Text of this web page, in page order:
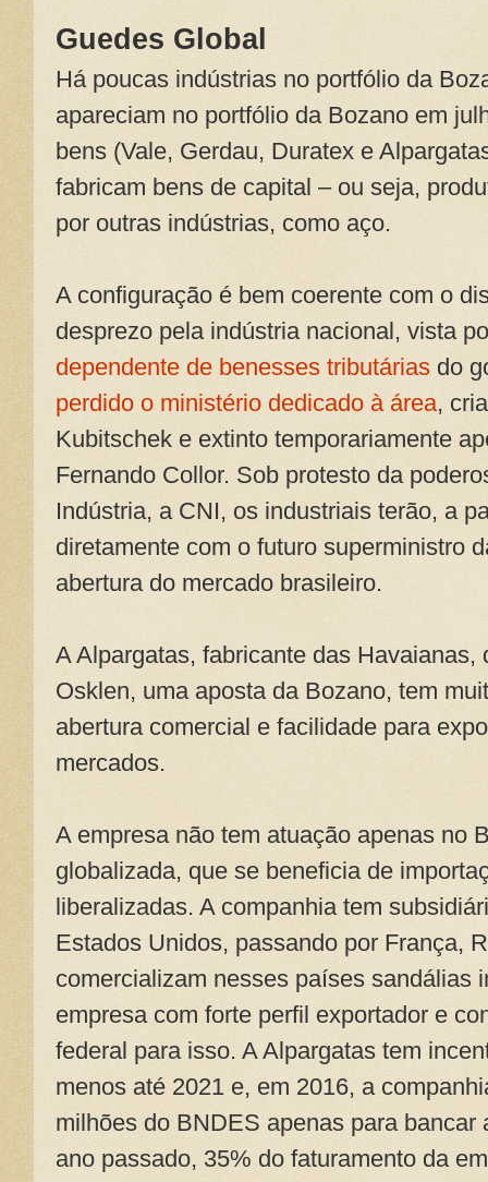
Guedes Global
Há poucas indústrias no portfólio da
apareciam no portfólio da Bozano em
bens (Vale, Gerdau, Duratex e
fabricam bens de capital – ou seja,
por outras indústrias, como aço.
A configuração é bem coerente com o
desprezo pela indústria nacional, vista
dependente de benesses tributárias do
perdido o ministério dedicado à área,
Kubitschek e extinto temporariamente
Fernando Collor. Sob protesto da
Indústria, a CNI, os industriais terão, a
diretamente com o futuro superministro
abertura do mercado brasileiro.
A Alpargatas, fabricante das Havaianas,
Osklen, uma aposta da Bozano, tem
abertura comercial e facilidade para
mercados.
A empresa não tem atuação apenas no
globalizada, que se beneficia de
liberalizadas. A companhia tem
Estados Unidos, passando por França,
comercializam nesses países sandálias
empresa com forte perfil exportador e
federal para isso. A Alpargatas tem
menos até 2021 e, em 2016, a
milhões do BNDES apenas para
ano passado, 35% do faturamento da